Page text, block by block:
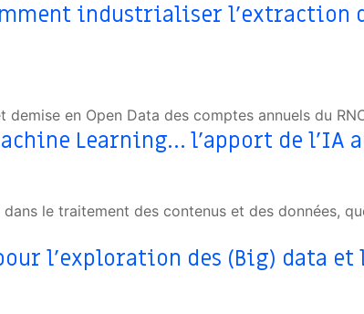
industrialiser
en Open Data des comptes annuels du
Learning… l’apport de
le traitement des contenus et des données,
l’exploration des (Big) data